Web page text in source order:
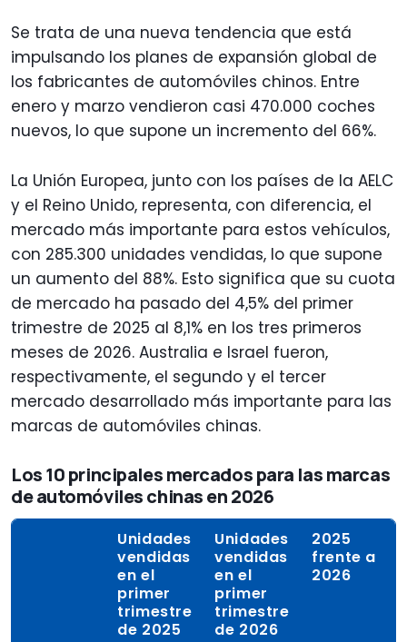
Se trata de una nueva tendencia que está
impulsando los planes de expansión global de
los fabricantes de automóviles chinos. Entre
enero y marzo vendieron casi 470.000 coches
nuevos, lo que supone un incremento del 66%.
La Unión Europea, junto con los países de la AELC
y el Reino Unido, representa, con diferencia, el
mercado más importante para estos vehículos,
con 285.300 unidades vendidas, lo que supone
un aumento del 88%. Esto significa que su cuota
de mercado ha pasado del 4,5% del primer
trimestre de 2025 al 8,1% en los tres primeros
meses de 2026. Australia e Israel fueron,
respectivamente, el segundo y el tercer
mercado desarrollado más importante para las
marcas de automóviles chinas.
Los 10 principales mercados para las marcas
de automóviles chinas en 2026
Unidades
vendidas
en el
primer
trimestre
de 2025
Unidades
vendidas
en el
primer
trimestre
de 2026
2025
frente a
2026